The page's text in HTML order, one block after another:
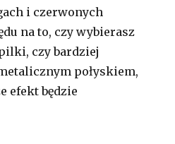
i czerwonych
na to, czy wybierasz
czy bardziej
połyskiem,
efekt będzie